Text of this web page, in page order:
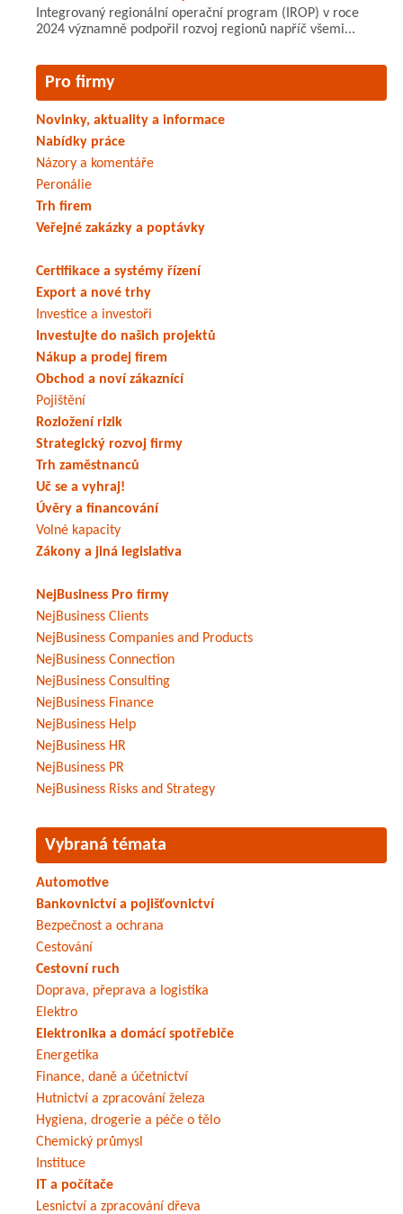
Integrovaný regionální operační program (IROP) v roce
2024 významně podpořil rozvoj regionů napříč všemi...
Pro firmy
Novinky, aktuality a informace
Nabídky práce
Názory a komentáře
Peronálie
Trh firem
Veřejné zakázky a poptávky
Certifikace a systémy řízení
Export a nové trhy
Investice a investoři
Investujte do našich projektů
Nákup a prodej firem
Obchod a noví zákaznící
Pojištění
Rozložení rizik
Strategický rozvoj firmy
Trh zaměstnanců
Uč se a vyhraj!
Úvěry a financování
Volné kapacity
Zákony a jiná legislativa
NejBusiness Pro firmy
NejBusiness Clients
NejBusiness Companies and Products
NejBusiness Connection
NejBusiness Consulting
NejBusiness Finance
NejBusiness Help
NejBusiness HR
NejBusiness PR
NejBusiness Risks and Strategy
Vybraná témata
Automotive
Bankovnictví a pojišťovnictví
Bezpečnost a ochrana
Cestování
Cestovní ruch
Doprava, přeprava a logistika
Elektro
Elektronika a domácí spotřebiče
Energetika
Finance, daně a účetnictví
Hutnictví a zpracování železa
Hygiena, drogerie a péče o tělo
Chemický průmysl
Instituce
IT a počítače
Lesnictví a zpracování dřeva